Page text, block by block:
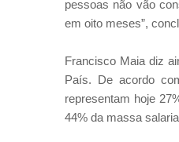
pessoas não vão
em oito meses”,
Francisco Maia diz
País. De acordo
representam hoje
44% da massa